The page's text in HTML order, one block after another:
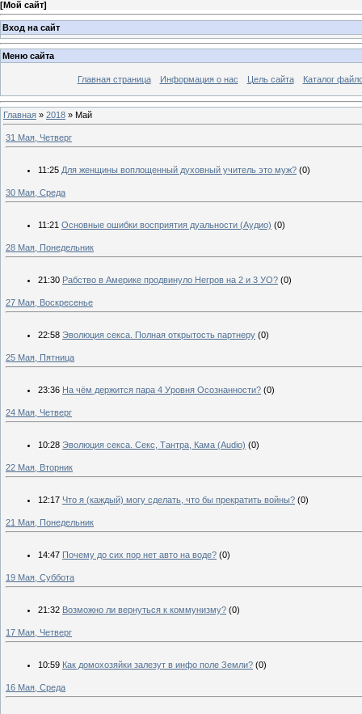
[Мой сайт]
Вход на сайт
Меню сайта
Главная страница Информация о нас Цель сайта Каталог
Главная » 2018 » Май
31 Мая, Четверг
11:25 Для женщины воплощенный духовный учитель это муж? (0)
30 Мая, Среда
11:21 Основные ошибки восприятия дуальности (Аудио) (0)
28 Мая, Понедельник
21:30 Рабство в Америке продвинуло Негров на 2 и 3 УО? (0)
27 Мая, Воскресенье
22:58 Эволюция секса. Полная открытость партнеру (0)
25 Мая, Пятница
23:36 На чём держится пара 4 Уровня Осознанности? (0)
24 Мая, Четверг
10:28 Эволюция секса. Секс, Тантра, Кама (Audio) (0)
22 Мая, Вторник
12:17 Что я (каждый) могу сделать, что бы прекратить войны? (0)
21 Мая, Понедельник
14:47 Почему до сих пор нет авто на воде? (0)
19 Мая, Суббота
21:32 Возможно ли вернуться к коммунизму? (0)
17 Мая, Четверг
10:59 Как домохозяйки залезут в инфо поле Земли? (0)
16 Мая, Среда